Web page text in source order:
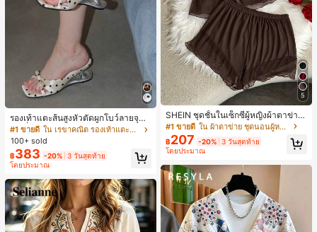
รองเท้าแตะส้นสูงหัวตัดผูกโบว์ลายจุดส
ายเดี่ยวส้นไม่สมมาตรสำหรับผู้หญิง, รอ
งเท้าแตะส้นสูงหนังเทียมสีขาวหรูหรา
สำหรับฤดูร้อน
#1 ขายดี
ใน เรขาคณิต รองเท้าแตะส้นสูงผู้หญิง
100+ sold
฿383 -20% 3 วันสุดท้าย
โดยประมาณ
5
SHEIN ชุดชั้นในเซ็กซี่ผู้หญิงผ้าตาข่าย
มีโครงคัพบาง
#1 ขายดี ใน ผ้าตาข่าย ชุดนอนผู้หญิง
฿207 -20% 3 วันสุดท้าย
โดยประมาณ